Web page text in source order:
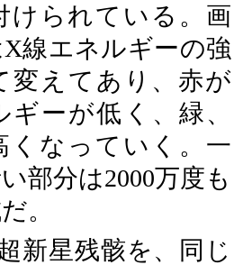
けられている。画
線エネルギーの強
変えてあり、赤が
ーが低く、緑、
くなっていく。一
部分は2000万度も
。
新星残骸を、同じ